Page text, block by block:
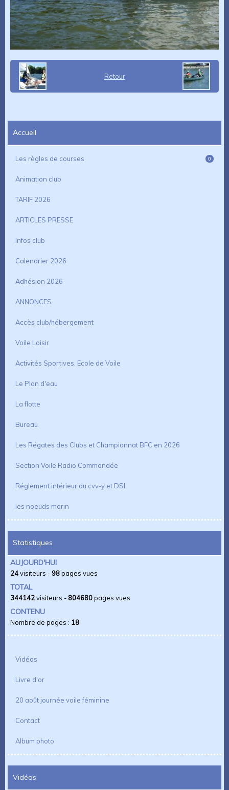
Retour
Accueil
Les règles de courses 0
Animation club
TARIF 2026
ARTICLES PRESSE
Infos club
Calendrier 2026
Adhésion 2026
ANNONCES
Accès club/hébergement
Voile Loisir
Activités Sportives, Ecole de Voile
Le Plan d'eau
La flotte
Bureau
Les Régates des Clubs et Championnat BFC en 2026
Section Voile Radio Commandée
Réglement intérieur du cvv-y et DSI
les noeuds marin
Statistiques
AUJOURD'HUI
24visiteurs - 98pages vues
TOTAL
344142visiteurs - 804680pages vues
CONTENU
Nombre de pages : 18
Vidéos
Livre d'or
20 août journée voile féminine
Contact
Album photo
Vidéos